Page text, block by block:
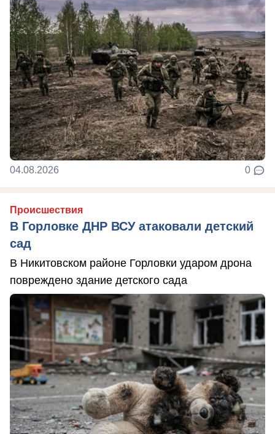
04.08.2026 0
Происшествия
В Горловке ДНР ВСУ атаковали детский
сад
В Никитовском районе Горловки ударом дрона
повреждено здание детского сада